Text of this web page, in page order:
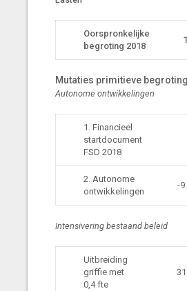
Oorspronkelijke
begroting 2018
Mutaties primitieve begroting
Autonome ontwikkelingen
1. Financieel
startdocument
FSD 2018
2. Autonome
ontwikkelingen
-
Intensivering bestaand beleid
Uitbreiding
griffie met
0,4 fte
31